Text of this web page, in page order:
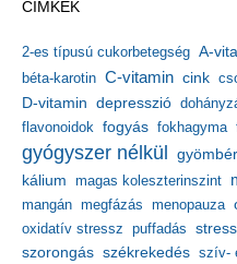
í
u
m
CÍMKÉK
2-es típusú cukorbetegség A-
béta-karotin C-vitamin cink
D-vitamin depresszió
flavonoidok fogyás fokhagyma
gyógyszer nélkül gyömbér
kálium magas koleszterinszint
mangán megfázás menopauza
oxidatív stressz puffadás
szorongás székrekedés szív-